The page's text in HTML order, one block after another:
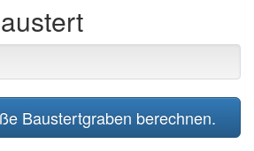
Baustertgraben berechnen.